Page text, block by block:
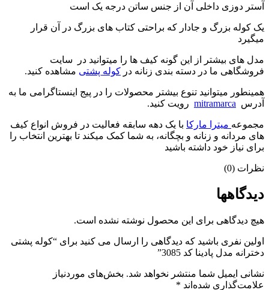
آستر دوزی داخلی آن از جنس ساتن درجه یک است
یک کوله بزرگ و جادار که براحتی کتاب های بزرگ در آن قرار
میگیرد
مدل های بیشتر از این گونه کیف ها را میتوانید در سایت
فروشگاهی ما در دسته بندی زنانه در کوله پشتی مشاهده کنید.
همینطور میتوانید تنوع بیشتر محصولات را در پیج اینستاگرامی ما به
آدرس mitramarca رویت کنید.
مجموعه میترا مارکا با یک دهه سابقه فعالیت در فروش انواع کیف
های مردانه و زنانه و بچگانه، به شما کمک میکند تا بهترین انتخاب را
برای نیاز خود داشته باشید
نظرات (0)
دیدگاهها
هیچ دیدگاهی برای این محصول نوشته نشده است.
اولین نفری باشید که دیدگاهی را ارسال می کنید برای “کوله پشتی
دخترانه مدل پادینا کد 3085”
نشانی ایمیل شما منتشر نخواهد شد. بخش‌های موردنیاز
علامت‌گذاری شده‌اند *